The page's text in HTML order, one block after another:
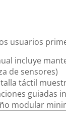
usuarios
incluye
de sensores)
táctil
guiadas
modular